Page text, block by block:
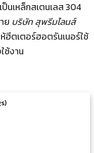
นเหล็กสเตนเลส 304
ย บริษัท สุพรีมไลนส์
ฮีตเตอร์ฮอตรันเนอร์ใช้
ช้งาน